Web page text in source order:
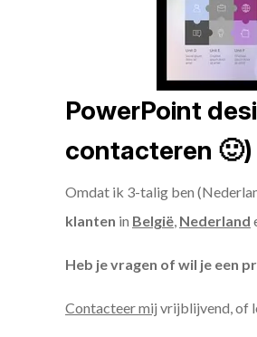
PowerPoint
contacteren 🙂)
Omdat ik 3-talig ben
klanten in België, Nederland
Heb je vragen of wil je een
Contacteer mij vrijblijvend, of